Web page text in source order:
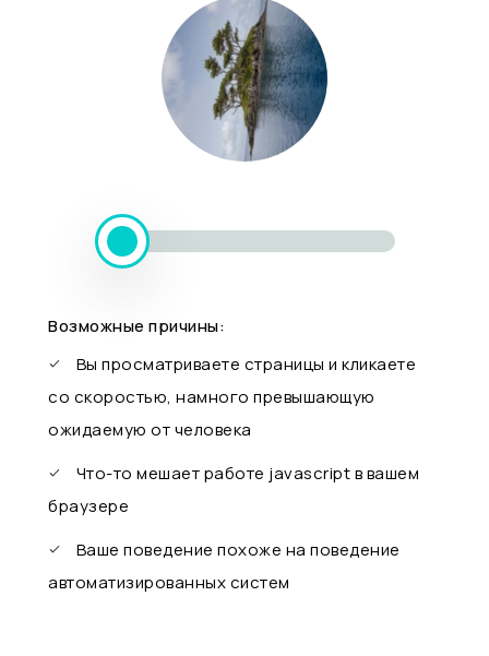
Возможные причины:
Вы просматриваете страницы и кликаете
со скоростью, намного превышающую
ожидаемую от человека
Что-то мешает работе javascript в вашем
браузере
Ваше поведение похоже на поведение
автоматизированных систем